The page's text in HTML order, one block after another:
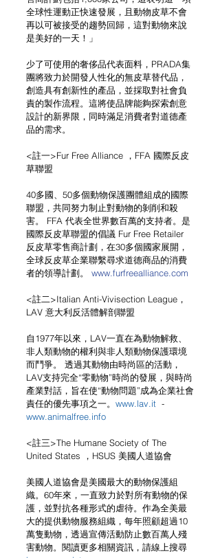
全球性運動正快速發展，且動物皮草不會
再以可被接受的趨勢回歸，這對動物來說
是美好的一天！」
少了可使用的奢侈品代表面料，PRADA集
團將致力於開發人性化的無皮草替代品，
創造具有創新性的產品，並採取對社會負
責的製作流程。這將使品牌能夠探索創意
設計的新界限，同時滿足消費者對道德產
品的需求。
<註一>Fur Free Alliance ，FFA 國際反皮
草聯盟
40多國、50多個動物保護團體組成的國際
聯盟，共同努力制止對動物的剝削和殺
害。 FFA 代表全世界數百萬的支持者。是
國際反皮草聯盟的倡議 Fur Free Retailer
反皮草零售商計劃，在30多個國家展開，
全球反皮草企業聯繫尋求道德商品的消費
者的領導計劃。 www.furfreealliance.com
<註二>Italian Anti-Vivisection League，
LAV 意大利反活體解剖聯盟
自1977年以來，LAV一直在為動物解救、
非人類動物的權利與非人類動物保護環境
而鬥爭。 透過其動物由時尚區的活動，
LAV支持完全“零動物”時尚的發展，與時尚
產業對話，旨在使“動物問題”成為企業社會
責任的優先事項之一。 www.lav.it
  -
www.animalfree.info
<註三>The Humane Society of The
United States ，HSUS 美國人道協會
美國人道協會是美國最大的動物保護組
織。60年來，一直致力於對所有動物的保
護，並對抗各種形式的虐待。作為全美最
大的提供動物服務組織，每年照顧超過10
萬隻動物，透過宣傳活動防止數百萬人殘
害動物。閱讀更多相關資訊，請線上搜尋